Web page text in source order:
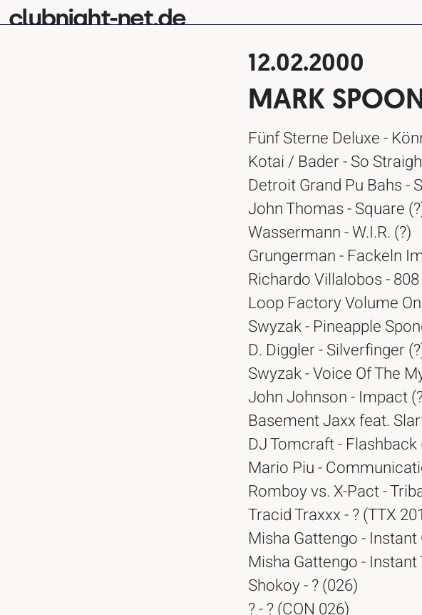
clubnight-net.de
12.02.2000
MARK
Fünf Sterne Deluxe -
Kotai / Bader - So
Detroit Grand Pu Bahs -
John Thomas - Square
Wassermann - W.I.R. (?)
Grungerman - Fackeln
Richardo Villalobos -
Loop Factory Volume
Swyzak - Pineapple
D. Diggler - Silverfinger
Swyzak - Voice Of The
John Johnson - Impact
Basement Jaxx feat.
DJ Tomcraft - Flashback
Mario Piu -
Romboy vs. X-Pact -
Tracid Traxxx - ? (TTX
Misha Gattengo - Instant
Misha Gattengo - Instant
Shokoy - ? (026)
? - ? (CON 026)